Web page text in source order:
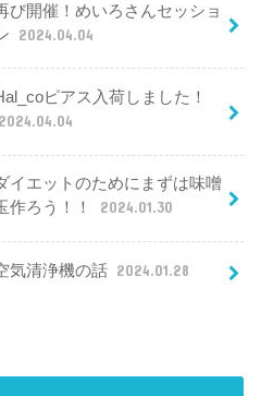
び開催！めいろさんセッショ
2024.04.04
ピアス入荷しました！
2024.04.04
イエットのためにまずは味噌
作ろう！！
2024.01.30
気清浄機の話 2024.01.28